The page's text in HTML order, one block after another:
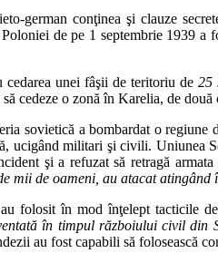
german conţinea şi clauze
de pe 1 septembrie 1939 a
unei fâşii de teritoriu de 25
cedeze o zonă în Karelia, de
sovietică a bombardat o regiune
ucigând militari şi civili. Uniunea
şi a refuzat să retragă
mii de oameni, au atacat atingând
folosit în mod înţelept tacticile
în timpul războiului civil din
au fost capabili să folosească